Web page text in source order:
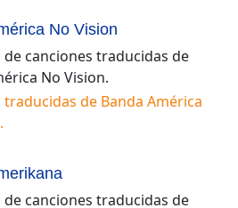
No Vision
de canciones traducidas de
No Vision.
traducidas de Banda América
.
de canciones traducidas de